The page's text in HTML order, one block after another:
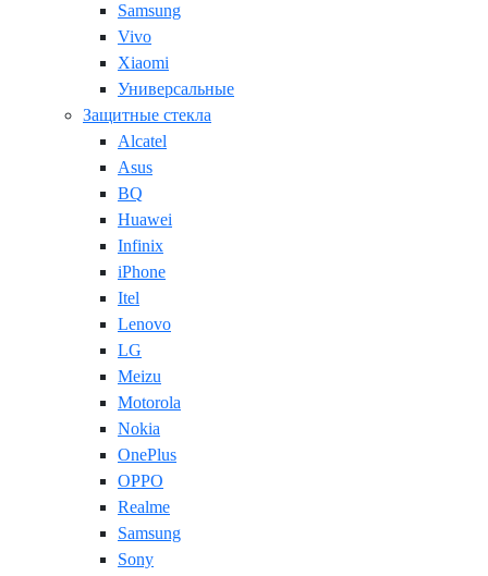
Samsung
Vivo
Xiaomi
Универсальные
Защитные стекла
Alcatel
Asus
BQ
Huawei
Infinix
iPhone
Itel
Lenovo
LG
Meizu
Motorola
Nokia
OnePlus
OPPO
Realme
Samsung
Sony